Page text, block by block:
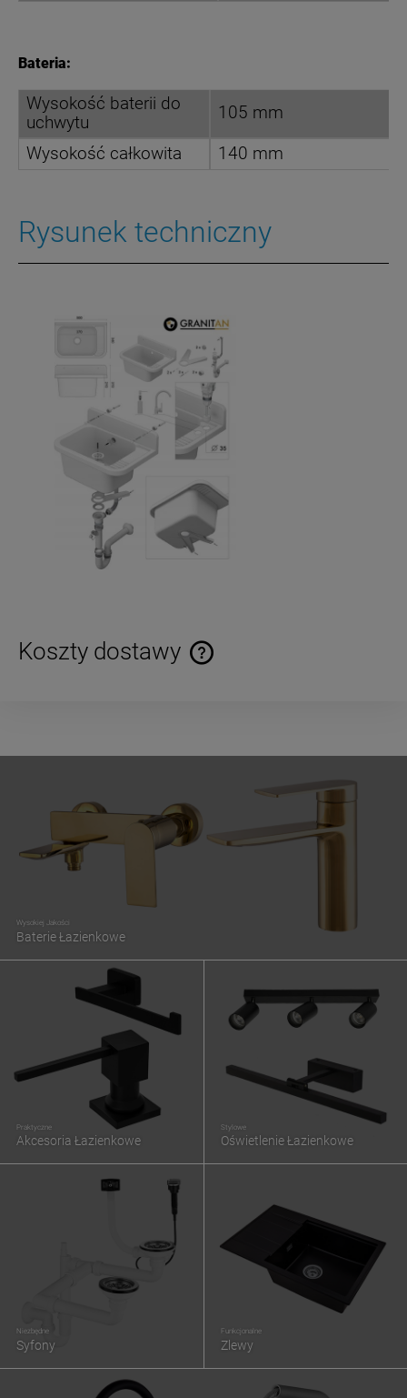
Bateria:
Wysokość baterii do
uchwytu
105 mm
Wysokość całkowita 140 mm
Rysunek techniczny
Koszty dostawy
Cena nie zawiera ewentualnych kosztów płatności
Wysokiej Jakości
Baterie Łazienkowe
Praktyczne
Akcesoria Łazienkowe
Stylowe
Oświetlenie Łazienkowe
Niezbędne
Syfony
Funkcjonalne
Zlewy